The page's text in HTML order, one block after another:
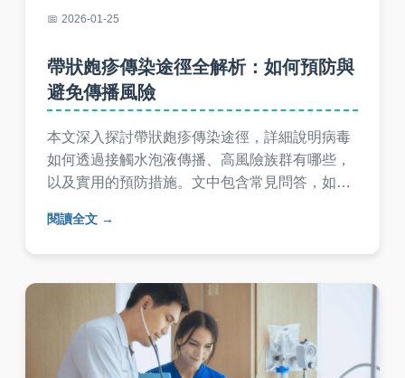
2026-01-25
帶狀皰疹傳染途徑全解析：如何預防與
避免傳播風險
本文深入探討帶狀皰疹傳染途徑，詳細說明病毒
如何透過接觸水泡液傳播、高風險族群有哪些，
以及實用的預防措施。文中包含常見問答，如帶
您全面了解並降低感染風險。內容基於醫學知
識，以易懂方式呈現，適合一般讀者參考。
閱讀全文